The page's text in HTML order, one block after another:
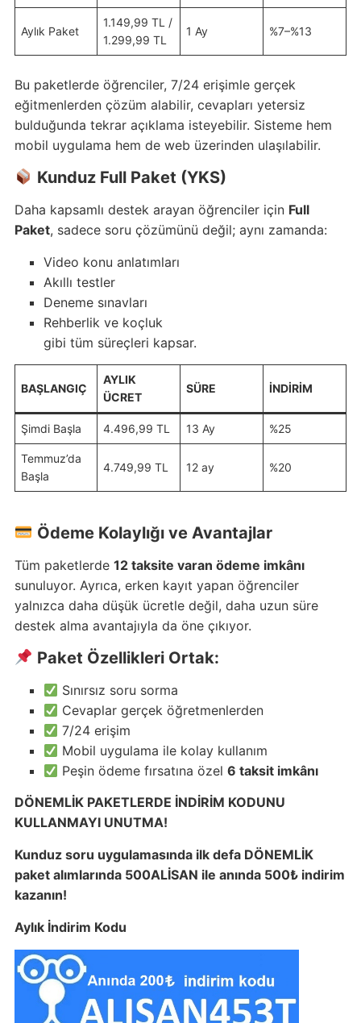
Aylık Paket
1.149,99 TL /
1.299,99 TL
1 Ay %7–%13
Bu paketlerde öğrenciler, 7/24 erişimle gerçek
eğitmenlerden çözüm alabilir, cevapları yetersiz
bulduğunda tekrar açıklama isteyebilir. Sisteme hem
mobil uygulama hem de web üzerinden ulaşılabilir.
Kunduz Full Paket (YKS)
Daha kapsamlı destek arayan öğrenciler için Full
Paket, sadece soru çözümünü değil; aynı zamanda:
Video konu anlatımları
Akıllı testler
Deneme sınavları
Rehberlik ve koçluk
gibi tüm süreçleri kapsar.
BAŞLANGIÇ
AYLIK
ÜCRET
SÜRE İNDIRIM
Şimdi Başla 4.496,99 TL 13 Ay %25
Temmuz’da
Başla
4.749,99 TL 12 ay %20
Ödeme Kolaylığı ve Avantajlar
Tüm paketlerde 12 taksite varan ödeme imkânı
sunuluyor. Ayrıca, erken kayıt yapan öğrenciler
yalnızca daha düşük ücretle değil, daha uzun süre
destek alma avantajıyla da öne çıkıyor.
Paket Özellikleri Ortak:
Sınırsız soru sorma
Cevaplar gerçek öğretmenlerden
7/24 erişim
Mobil uygulama ile kolay kullanım
Peşin ödeme fırsatına özel6 taksit imkânı
DÖNEMLİK PAKETLERDE İNDİRİM KODUNU
KULLANMAYI UNUTMA!
Kunduz soru uygulamasında ilk defa DÖNEMLİK
paket alımlarında 500ALİSAN ile anında 500₺ indirim
kazanın!
Aylık İndirim Kodu